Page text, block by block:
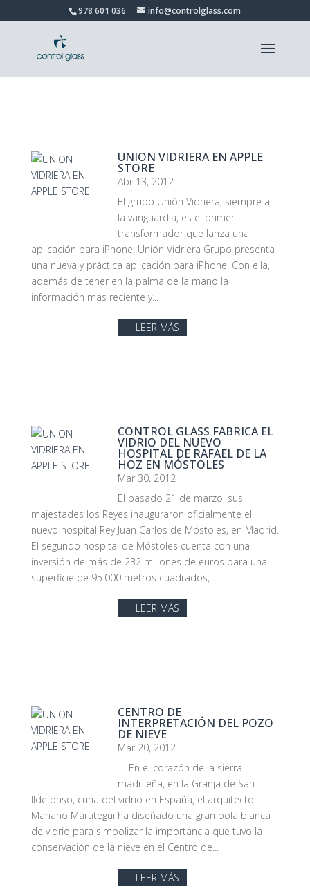
978 601 036 info@controlglass.com
UNION VIDRIERA EN APPLE
STORE
Abr 13, 2012
El grupo Unión Vidriera, siempre a
la vanguardia, es el primer
transformador que lanza una
aplicación para iPhone. Unión Vidriera Grupo presenta
una nueva y práctica aplicación para iPhone. Con ella,
además de tener en la palma de la mano la
información más reciente y...
LEER MÁS
CONTROL GLASS FABRICA EL
VIDRIO DEL NUEVO
HOSPITAL DE RAFAEL DE LA
HOZ EN MÓSTOLES
Mar 30, 2012
El pasado 21 de marzo, sus
majestades los Reyes inauguraron oficialmente el
nuevo hospital Rey Juan Carlos de Móstoles, en Madrid.
El segundo hospital de Móstoles cuenta con una
inversión de más de 232 millones de euros para una
superficie de 95.000 metros cuadrados, ...
LEER MÁS
CENTRO DE
INTERPRETACIÓN DEL POZO
DE NIEVE
Mar 20, 2012
En el corazón de la sierra
madrileña, en la Granja de San
Ildefonso, cuna del vidrio en España, el arquitecto
Mariano Martitegui ha diseñado una gran bola blanca
de vidrio para simbolizar la importancia que tuvo la
conservación de la nieve en el Centro de...
LEER MÁS